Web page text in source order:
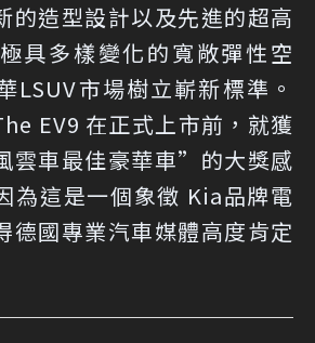
的造型設計以及先進的超高
具多樣變化的寬敞彈性空
LSUV市場樹立嶄新標準。
EV9 在正式上市前，就獲
雲車最佳豪華車”的大獎感
為這是一個象徵 Kia品牌電
德國專業汽車媒體高度肯定